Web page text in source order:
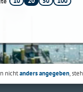
nichtanders angegeben,